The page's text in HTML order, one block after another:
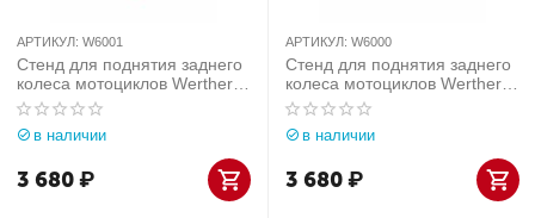
АРТИКУЛ: W6001
Стенд для поднятия заднего
колеса мотоциклов Werther-
OMA (Италия) арт. W6001
в наличии
3 680₽
АРТИКУЛ: W6000
Стенд для поднятия заднего
колеса мотоциклов Werther-
OMA (Италия) арт. W6000
в наличии
3 680₽